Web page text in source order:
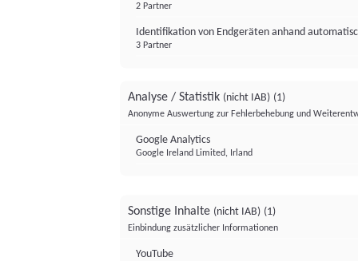
2 Partner
Identifikation von Endgeräten anhand
3 Partner
Analyse / Statistik (nicht IAB) (1)
Anonyme Auswertung zur Fehlerbehebung und
Google Analytics
Google Ireland Limited, Irland
Sonstige Inhalte (nicht IAB) (1)
Einbindung zusätzlicher Informationen
YouTube